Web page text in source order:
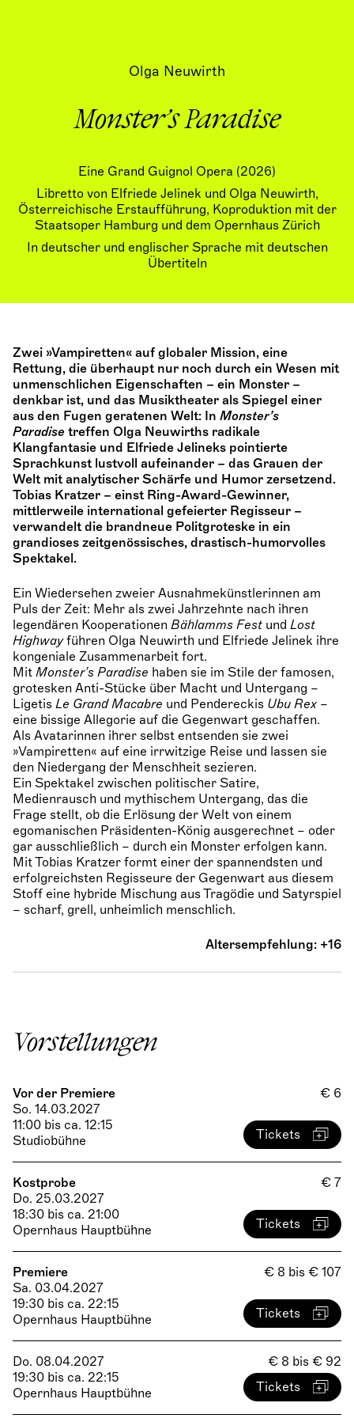
Olga Neuwirth
Monster’s Paradise
Eine Grand Guignol Opera (2026)
Libretto von Elfriede Jelinek und Olga Neuwirth,
Österreichische Erstaufführung, Koproduktion mit der
Staatsoper Hamburg und dem Opernhaus Zürich
In deutscher und englischer Sprache mit deutschen
Übertiteln
Zwei »Vampiretten« auf globaler Mission, eine
Rettung, die überhaupt nur noch durch ein Wesen mit
unmenschlichen Eigenschaften – ein Monster –
denkbar ist, und das Musiktheater als Spiegel einer
aus den Fugen geratenen Welt: In Monster’s
Paradise treffen Olga Neuwirths radikale
Klangfantasie und Elfriede Jelineks pointierte
Sprachkunst lustvoll aufeinander – das Grauen der
Welt mit analytischer Schärfe und Humor zersetzend.
Tobias Kratzer – einst Ring-Award-Gewinner,
mittlerweile international gefeierter Regisseur –
verwandelt die brandneue Politgroteske in ein
grandioses zeitgenössisches, drastisch-humorvolles
Spektakel.
Ein Wiedersehen zweier Ausnahmekünstlerinnen am
Puls der Zeit: Mehr als zwei Jahrzehnte nach ihren
legendären Kooperationen Bählamms Fest und Lost
Highwayführen Olga Neuwirth und Elfriede Jelinek ihre
kongeniale Zusammenarbeit fort.
Mit Monster’s Paradise haben sie im Stile der famosen,
grotesken Anti-Stücke über Macht und Untergang –
Ligetis Le Grand Macabre und Pendereckis Ubu Rex –
eine bissige Allegorie auf die Gegenwart geschaffen.
Als Avatarinnen ihrer selbst entsenden sie zwei
»Vampiretten« auf eine irrwitzige Reise und lassen sie
den Niedergang der Menschheit sezieren.
Ein Spektakel zwischen politischer Satire,
Medienrausch und mythischem Untergang, das die
Frage stellt, ob die Erlösung der Welt von einem
egomanischen Präsidenten-König ausgerechnet – oder
gar ausschließlich – durch ein Monster erfolgen kann.
Mit Tobias Kratzer formt einer der spannendsten und
erfolgreichsten Regisseure der Gegenwart aus diesem
Stoff eine hybride Mischung aus Tragödie und Satyrspiel
– scharf, grell, unheimlich menschlich.
Altersempfehlung: +16
Vorstellungen
Vor der Premiere
So. 14.03.2027
11:00 bis ca. 12:15
Studiobühne
€ 6
Tickets
Kostprobe
Do. 25.03.2027
18:30 bis ca. 21:00
Opernhaus Hauptbühne
€ 7
Tickets
Premiere
Sa. 03.04.2027
19:30 bis ca. 22:15
Opernhaus Hauptbühne
€ 8 bis € 107
Tickets
Do. 08.04.2027
19:30 bis ca. 22:15
Opernhaus Hauptbühne
€ 8 bis € 92
Tickets